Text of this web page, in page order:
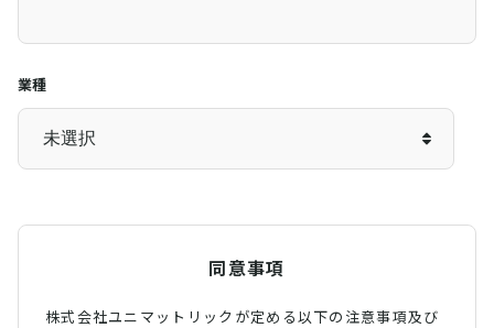
業種
同意事項
株式会社ユニマットリックが定める以下の注意事項及び